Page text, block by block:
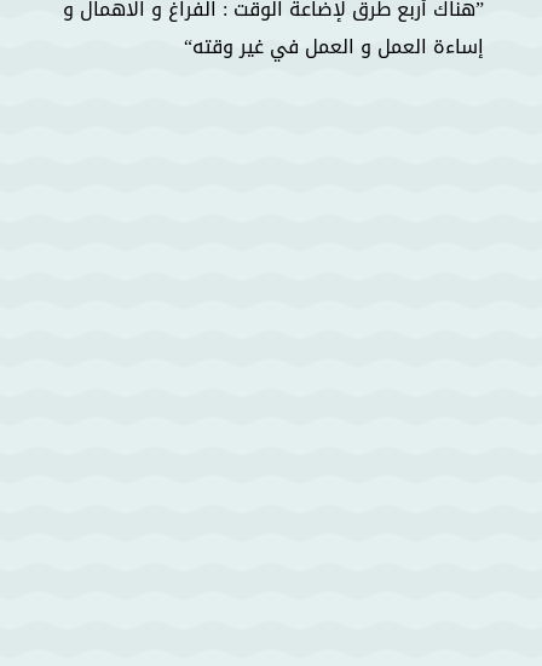
هناك أربع طرق لإضاعة الوقت : الفراغ و الاهمال و
إساءة العمل و العمل في غير وقته